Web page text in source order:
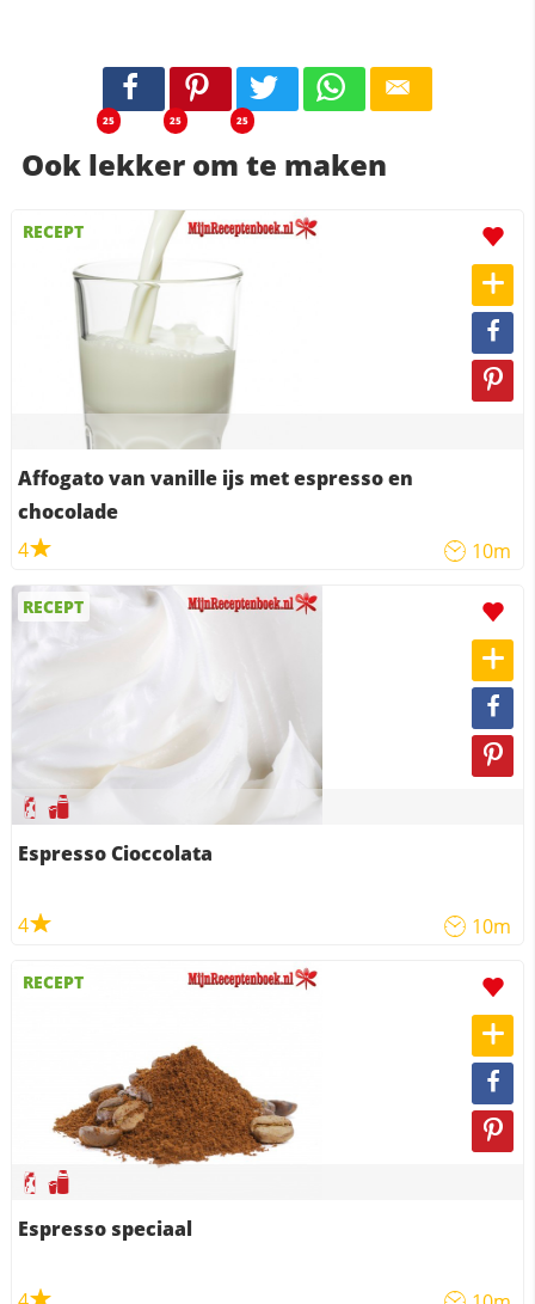
25 25 25
Ook lekker om te maken
RECEPT
Affogato van vanille ijs met espresso en
chocolade
4
10m
RECEPT
Espresso Cioccolata
4 10m
RECEPT
Espresso speciaal